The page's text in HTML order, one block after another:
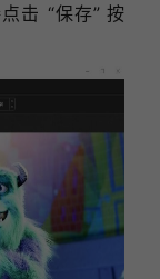
击 “保存” 按